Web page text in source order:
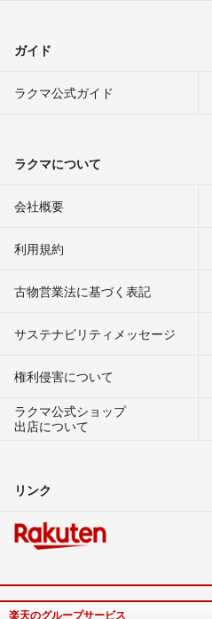
ガイド
ラクマ公式ガイド
ラクマについて
会社概要
利用規約
古物営業法に基づく表記
サステナビリティメッセージ
権利侵害について
ラクマ公式ショップ
出店について
リンク
楽天のグループサービス